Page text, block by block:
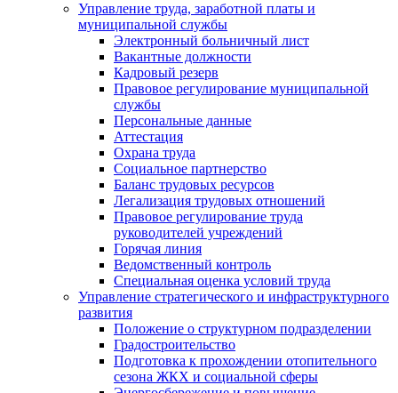
Управление труда, заработной платы и
муниципальной службы
Электронный больничный лист
Вакантные должности
Кадровый резерв
Правовое регулирование муниципальной
службы
Персональные данные
Аттестация
Охрана труда
Социальное партнерство
Баланс трудовых ресурсов
Легализация трудовых отношений
Правовое регулирование труда
руководителей учреждений
Горячая линия
Ведомственный контроль
Специальная оценка условий труда
Управление стратегического и инфраструктурного
развития
Положение о структурном подразделении
Градостроительство
Подготовка к прохождении отопительного
сезона ЖКХ и социальной сферы